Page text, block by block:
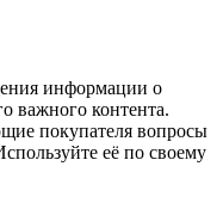
информации о
важного контента.
покупателя вопросы
её по своему